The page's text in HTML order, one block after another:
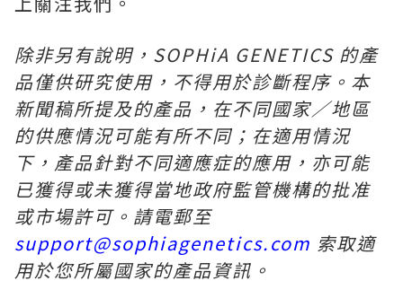
除非另有說明，SOPHiA GENETICS 的產
品僅供研究使用，不得用於診斷程序。本
新聞稿所提及的產品，在不同國家／地區
的供應情況可能有所不同；在適用情況
下，產品針對不同適應症的應用，亦可能
已獲得或未獲得當地政府監管機構的批准
或市場許可。請電郵至
support@sophiagenetics.com 索取適
用於您所屬國家的產品資訊。